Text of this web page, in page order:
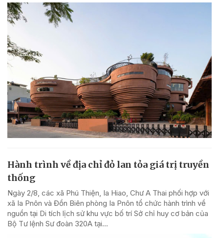
Hành trình về địa chỉ đỏ lan tỏa giá trị truyền
thống
Ngày 2/8, các xã Phú Thiện, Ia Hiao, Chư A Thai phối hợp với
xã Ia Pnôn và Đồn Biên phòng Ia Pnôn tổ chức hành trình về
nguồn tại Di tích lịch sử khu vực bố trí Sở chỉ huy cơ bản của
Bộ Tư lệnh Sư đoàn 320A tại...